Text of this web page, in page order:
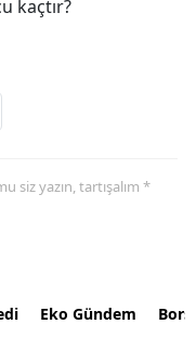
kaçtır?
siz yazın, tartışalım *
Eko Gündem